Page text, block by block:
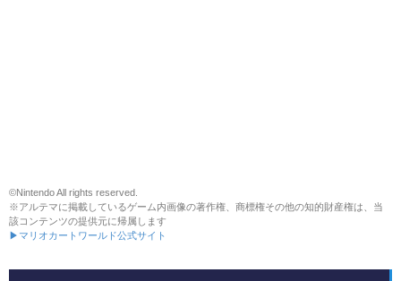
©Nintendo All rights reserved.
※アルテマに掲載しているゲーム内画像の著作権、商標権その他の知的財産権は、当
該コンテンツの提供元に帰属します
▶マリオカートワールド公式サイト